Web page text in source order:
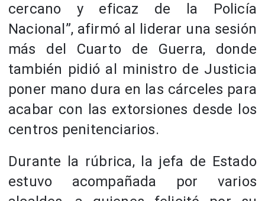
cercano y eficaz de la Policía
Nacional”, afirmó al liderar una sesión
más del Cuarto de Guerra, donde
también pidió al ministro de Justicia
poner mano dura en las cárceles para
acabar con las extorsiones desde los
centros penitenciarios.
Durante la rúbrica, la jefa de Estado
estuvo acompañada por varios